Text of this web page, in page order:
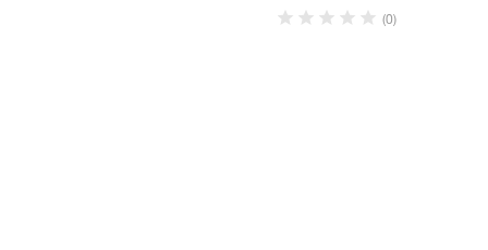
(0)